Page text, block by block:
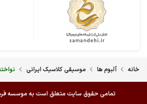
خانه آلبوم ها موسیقی کلاسیک ایرانی
تمامی حقوق سایت متعلق است به موسسه